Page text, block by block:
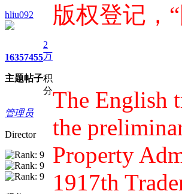
hliu092
1635
主题
7455
帖子
2
万
积
分
管理员
Director
版权登记，
The English
the
Property
1917th